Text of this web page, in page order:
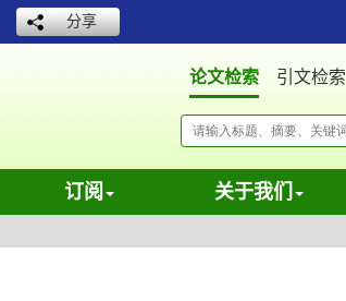
分享
论文检索 引文检索
订阅 关于我们